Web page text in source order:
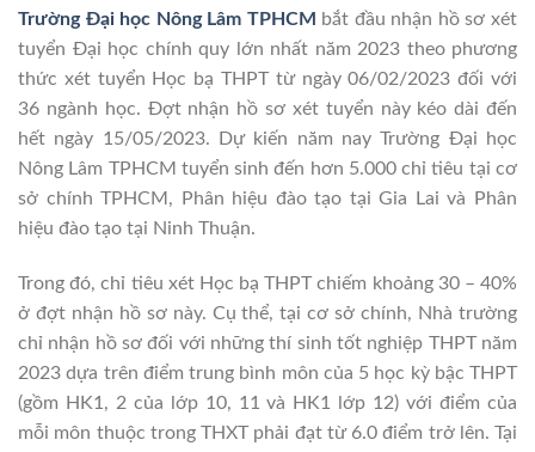
Trường Đại học Nông Lâm TPHCM bắt đầu nhận hồ sơ xét
tuyển Đại học chính quy lớn nhất năm 2023 theo phương
thức xét tuyển Học bạ THPT từ ngày 06/02/2023 đối với
36 ngành học. Đợt nhận hồ sơ xét tuyển này kéo dài đến
hết ngày 15/05/2023. Dự kiến năm nay Trường Đại học
Nông Lâm TPHCM tuyển sinh đến hơn 5.000 chỉ tiêu tại cơ
sở chính TPHCM, Phân hiệu đào tạo tại Gia Lai và Phân
hiệu đào tạo tại Ninh Thuận.
Trong đó, chỉ tiêu xét Học bạ THPT chiếm khoảng 30 – 40%
ở đợt nhận hồ sơ này. Cụ thể, tại cơ sở chính, Nhà trường
chỉ nhận hồ sơ đối với những thí sinh tốt nghiệp THPT năm
2023 dựa trên điểm trung bình môn của 5 học kỳ bậc THPT
(gồm HK1, 2 của lớp 10, 11 và HK1 lớp 12) với điểm của
mỗi môn thuộc trong THXT phải đạt từ 6.0 điểm trở lên. Tại